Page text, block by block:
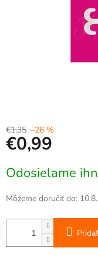
€1,35 –26 %
€0,99
cena:
Odosielame
Môžeme doručiť do: